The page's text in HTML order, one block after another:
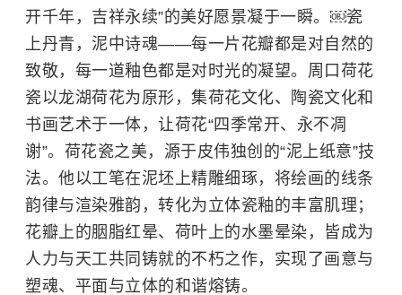
开千年，吉祥永续”的美好愿景凝于一瞬。￼瓷
上丹青，泥中诗魂——每一片花瓣都是对自然的
致敬，每一道釉色都是对时光的凝望。周口荷花
瓷以龙湖荷花为原形，集荷花文化、陶瓷文化和
书画艺术于一体，让荷花“四季常开、永不凋
谢”。荷花瓷之美，源于皮伟独创的“泥上纸意”技
法。他以工笔在泥坯上精雕细琢，将绘画的线条
韵律与渲染雅韵，转化为立体瓷釉的丰富肌理；
花瓣上的胭脂红晕、荷叶上的水墨晕染，皆成为
人力与天工共同铸就的不朽之作，实现了画意与
塑魂、平面与立体的和谐熔铸。